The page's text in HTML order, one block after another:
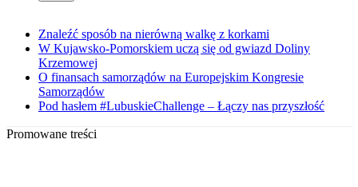
Znaleźć sposób na nierówną walkę z korkami
W Kujawsko-Pomorskiem uczą się od gwiazd Doliny
Krzemowej
O finansach samorządów na Europejskim Kongresie
Samorządów
Pod hasłem #LubuskieChallenge – Łączy nas przyszłość
Promowane treści